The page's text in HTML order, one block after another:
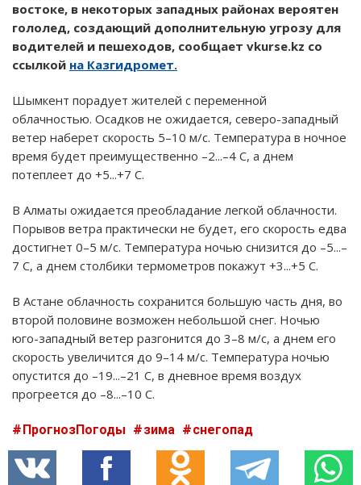
востоке, в некоторых западных районах вероятен
гололед, создающий дополнительную угрозу для
водителей и пешеходов, сообщает vkurse.kz со
ссылкой на Казгидромет.
Шымкент порадует жителей с переменной
облачностью. Осадков не ожидается, северо-западный
ветер наберет скорость 5–10 м/с. Температура в ночное
время будет преимущественно –2...–4 C, а днем
потеплеет до +5...+7 C.
В Алматы ожидается преобладание легкой облачности.
Порывов ветра практически не будет, его скорость едва
достигнет 0–5 м/с. Температура ночью снизится до –5...–
7 C, а днем столбики термометров покажут +3...+5 C.
В Астане облачность сохранится большую часть дня, во
второй половине возможен небольшой снег. Ночью
юго-западный ветер разгонится до 3–8 м/с, а днем его
скорость увеличится до 9–14 м/с. Температура ночью
опустится до –19...–21 C, в дневное время воздух
прогреется до –8...–10 C.
ПрогнозПогоды зима снегопад